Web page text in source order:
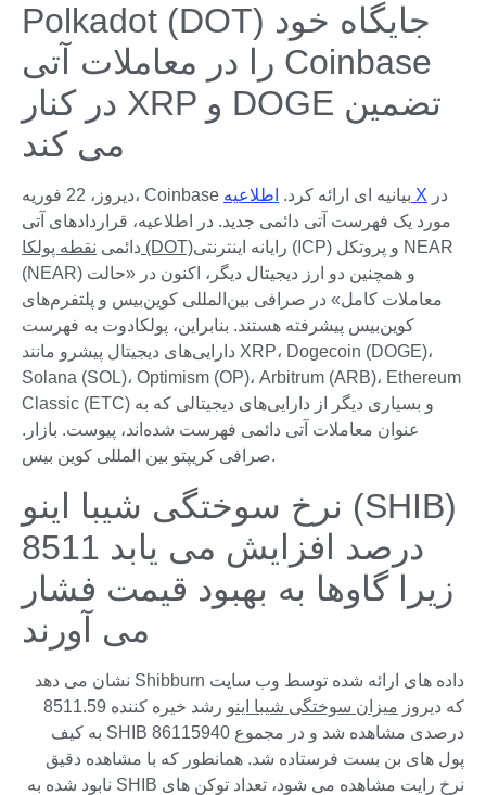
Polkadot (DOT) جایگاه خود
را در معاملات آتی Coinbase
در کنار XRP و DOGE تضمین
می کند
دیروز، 22 فوریه، Coinbase بیانیه ای ارائه کرد. اطلاعیه X
مورد یک فهرست آتی دائمی جدید. در اطلاعیه، قراردادهای آتی
دائمی نقطه پولکا (DOT)رایانه اینترنتی (ICP) و پروتکل NEAR
(NEAR) و همچنین دو ارز دیجیتال دیگر، اکنون در «حالت
معاملات کامل» در صرافی بین‌المللی کوین‌بیس و پلتفرم‌های
کوین‌بیس پیشرفته هستند. بنابراین، پولکادوت به فهرست
دارایی‌های دیجیتال پیشرو مانند XRP، Dogecoin (DOGE)،
Solana (SOL)، Optimism (OP)، Arbitrum (ARB)، Ethereum
Classic (ETC) و بسیاری دیگر از دارایی‌های دیجیتالی که به
عنوان معاملات آتی دائمی فهرست شده‌اند، پیوست. بازار.
صرافی کریپتو بین المللی کوین بیس.
نرخ سوختگی شیبا اینو (SHIB)
8511 درصد افزایش می یابد
زیرا گاوها به بهبود قیمت فشار
می آورند
داده های ارائه شده توسط وب سایت Shibburn نشان می دهد
که دیروز میزان سوختگی شیبا اینو
رشد خیره کننده 8511.59
درصدی مشاهده شد و در مجموع 86115940 SHIB به کیف
پول های بن بست فرستاده شد. همانطور که با مشاهده دقیق
نرخ رایت مشاهده می شود، تعداد توکن های SHIB نابود شده به